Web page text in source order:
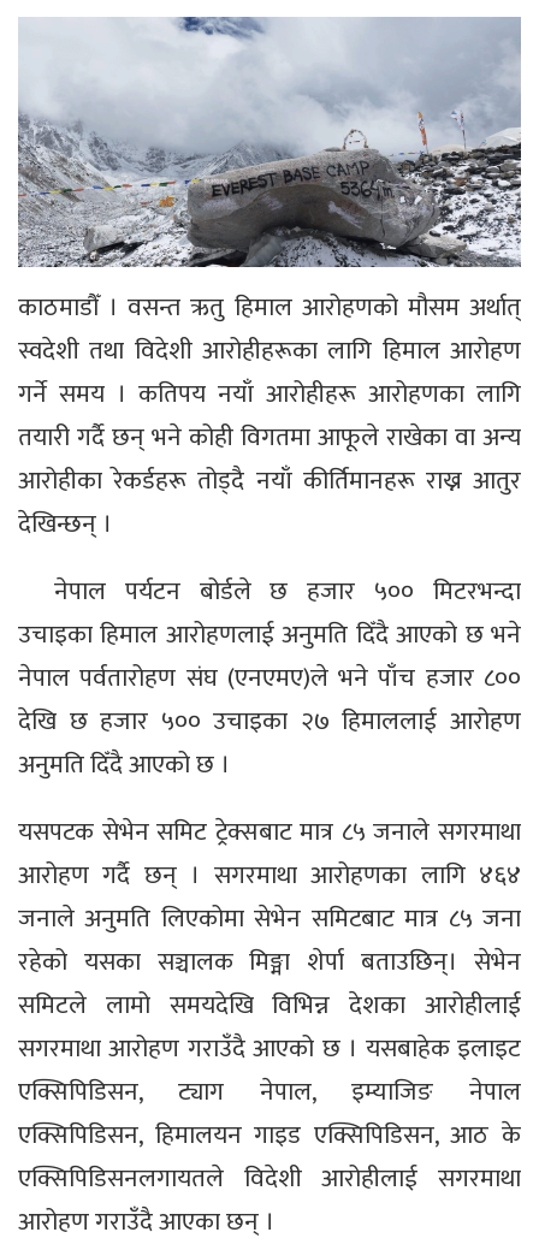
काठमाडौँ । वसन्त ऋतु हिमाल आरोहणको मौसम अर्थात्
स्वदेशी तथा विदेशी आरोहीहरूका लागि हिमाल आरोहण
गर्ने समय । कतिपय नयाँ आरोहीहरू आरोहणका लागि
तयारी गर्दै छन् भने कोही विगतमा आफूले राखेका वा अन्य
आरोहीका रेकर्डहरू तोड्दै नयाँ कीर्तिमानहरू राख्न आतुर
देखिन्छन् ।
नेपाल पर्यटन बोर्डले छ हजार ५०० मिटरभन्दा
उचाइका हिमाल आरोहणलाई अनुमति दिँदै आएको छ भने
नेपाल पर्वतारोहण संघ (एनएमए)ले भने पाँच हजार ८००
देखि छ हजार ५०० उचाइका २७ हिमाललाई आरोहण
अनुमति दिँदै आएको छ ।
यसपटक सेभेन समिट ट्रेक्सबाट मात्र ८५ जनाले सगरमाथा
आरोहण गर्दै छन् । सगरमाथा आरोहणका लागि ४६४
जनाले अनुमति लिएकोमा सेभेन समिटबाट मात्र ८५ जना
रहेको यसका सञ्चालक मिङ्मा शेर्पा बताउछिन्। सेभेन
समिटले लामो समयदेखि विभिन्न देशका आरोहीलाई
सगरमाथा आरोहण गराउँदै आएको छ । यसबाहेक इलाइट
एक्सिपिडिसन, ट्याग नेपाल, इम्याजिङ नेपाल
एक्सिपिडिसन, हिमालयन गाइड एक्सिपिडिसन, आठ के
एक्सिपिडिसनलगायतले विदेशी आरोहीलाई सगरमाथा
आरोहण गराउँदै आएका छन् ।